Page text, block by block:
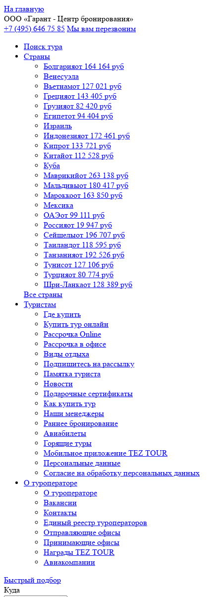
На главную
ООО «Гарант - Центр бронирования»
+7 (495) 646 75 85 Мы вам перезвоним
Поиск тура
Cтраны
Болгарияот 164 164 руб
Венесуэла
Вьетнамот 127 021 руб
Грецияот 143 405 руб
Грузияот 82 420 руб
Египетот 94 404 руб
Израиль
Индонезияот 172 461 руб
Кипрот 133 721 руб
Китайот 112 528 руб
Куба
Маврикийот 263 138 руб
Мальдивыот 180 417 руб
Мароккоот 163 850 руб
Мексика
ОАЭот 99 111 руб
Россияот 19 947 руб
Сейшелыот 196 707 руб
Таиландот 118 595 руб
Танзанияот 192 526 руб
Тунисот 127 106 руб
Турцияот 80 774 руб
Шри-Ланкаот 128 389 руб
Все страны
Туристам
Где купить
Купить тур онлайн
Рассрочка Online
Рассрочка в офисе
Виды отдыха
Подпишитесь на рассылку
Памятка туриста
Новости
Подарочные сертификаты
Как купить тур
Наши менеджеры
Раннее бронирование
Авиабилеты
Горящие туры
Мобильное приложение TEZ TOUR
Персональные данные
Согласие на обработку персональных данных
О туроператоре
О туроператоре
Вакансии
Контакты
Единый реестр туроператоров
Отправляющие офисы
Принимающие офисы
Награды TEZ TOUR
Авиакомпании
Быстрый подбор
Куда